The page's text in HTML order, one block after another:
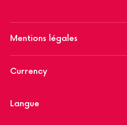
Mentions légales
Currency
Langue